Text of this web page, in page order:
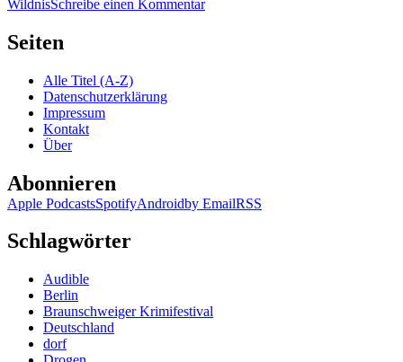
WildnisSchreibe einen Kommentar
Seiten
Alle Titel (A-Z)
Datenschutzerklärung
Impressum
Kontakt
Über
Abonnieren
Apple PodcastsSpotifyAndroidby EmailRSS
Schlagwörter
Audible
Berlin
Braunschweiger Krimifestival
Deutschland
dorf